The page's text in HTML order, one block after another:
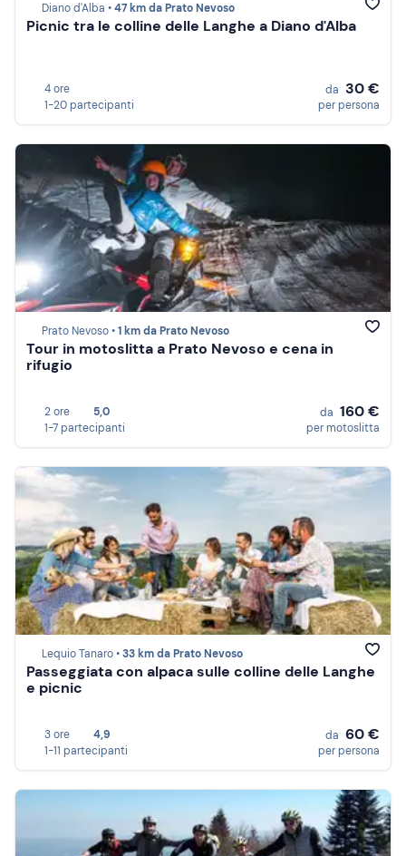
Diano d'Alba •47 km da Prato Nevoso
Picnic tra le colline delle Langhe a Diano d'Alba
4 ore
1-20 partecipanti
da 30 €
per persona
Prato Nevoso •1 km da Prato Nevoso
Tour in motoslitta a Prato Nevoso e cena in
rifugio
2 ore
5,0
1-7 partecipanti
da 160 €
per motoslitta
Lequio Tanaro •33 km da Prato Nevoso
Passeggiata con alpaca sulle colline delle Langhe
e picnic
3 ore
4,9
1-11 partecipanti
da 60 €
per persona